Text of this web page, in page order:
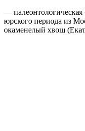
—
юрского периода из
окаменелый хвощ